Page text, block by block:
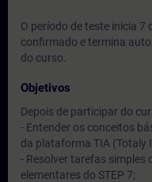
O período de teste inicia
confirmado e termina
do curso.
Objetivos
Depois de participar do
- Entender os conceitos
da plataforma TIA (Totaly
- Resolver tarefas simples
elementares do STEP 7;